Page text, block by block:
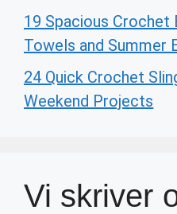
19 Spacious Crochet
Towels and Summer
24 Quick Crochet
Weekend Projects
Vi skriver